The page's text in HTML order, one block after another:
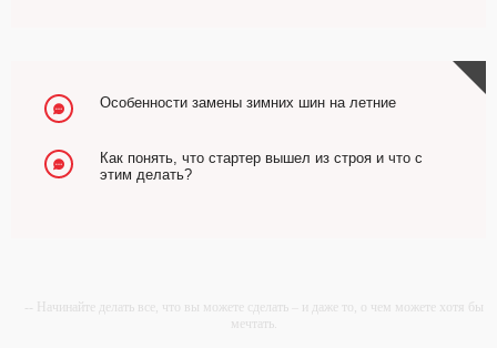
Особенности замены зимних шин на летние
Как понять, что стартер вышел из строя и что с
этим делать?
-- Начинайте делать все, что вы можете сделать – и даже то, о чем можете хотя бы
мечтать.